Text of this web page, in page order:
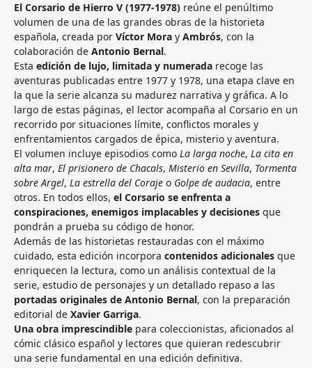
El Corsario de Hierro V (1977‑1978) reúne el penúltimo
volumen de una de las grandes obras de la historieta
española, creada por Víctor Mora y Ambrós, con la
colaboración de Antonio Bernal.
Esta edición de lujo, limitada y numerada recoge las
aventuras publicadas entre 1977 y 1978, una etapa clave en
la que la serie alcanza su madurez narrativa y gráfica. A lo
largo de estas páginas, el lector acompaña al Corsario en un
recorrido por situaciones límite, conflictos morales y
enfrentamientos cargados de épica, misterio y aventura.
El volumen incluye episodios como La larga noche, La cita en
alta mar, El prisionero de Chacals, Misterio en Sevilla, Tormenta
sobre Argel, La estrella del Coraje o Golpe de audacia, entre
otros. En todos ellos, el Corsario se enfrenta a
conspiraciones, enemigos implacables y decisiones que
pondrán a prueba su código de honor.
Además de las historietas restauradas con el máximo
cuidado, esta edición incorpora contenidos adicionales que
enriquecen la lectura, como un análisis contextual de la
serie, estudio de personajes y un detallado repaso a las
portadas originales de Antonio Bernal, con la preparación
editorial de Xavier Garriga.
Una obra imprescindible para coleccionistas, aficionados al
cómic clásico español y lectores que quieran redescubrir
una serie fundamental en una edición definitiva.